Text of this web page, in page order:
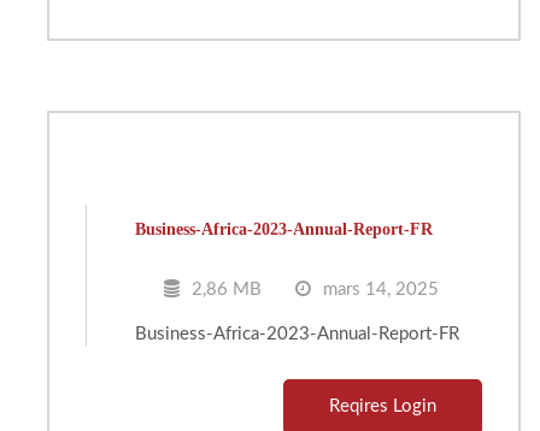
Business-Africa-2023-Annual-Report-FR
2,86 MB mars 14, 2025
Business-Africa-2023-Annual-Report-FR
Reqires Login